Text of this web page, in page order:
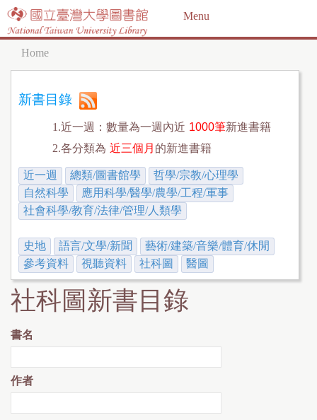
Jump to navigation
Menu
Y
o
r
e
h
e
r
e
Home
新書目錄
1.近一週：數量為一週內近 1000筆新進書籍
2.各分類為 近三個月 的新進書籍
近一週 總類/圖書館學
哲學/宗教/心理學
自然科學
應用科學/醫學/農學/工程/軍事
社會科學/教育/法律/管理/人類學
史地 語言/文學/新聞
藝術/建築/音樂/體育/休閒
參考資料
視聽資料 社科圖 醫圖
社科圖新書目錄
書名
作者